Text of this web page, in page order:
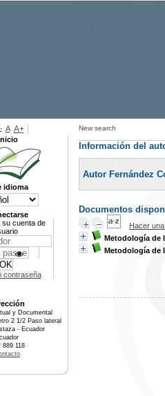
New search
Información del
Autor Fernández
Documentos
Hacer
Metodología de
Metodología de
A A+
idioma
cuenta de
contraseña
y Documental
2 1/2 Paso lateral
- Ecuador
889 118